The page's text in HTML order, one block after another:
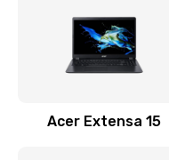
Acer Extensa 15